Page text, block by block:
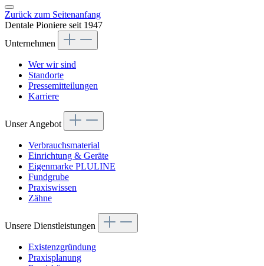
Zurück zum Seitenanfang
Dentale Pioniere seit 1947
Unternehmen
Wer wir sind
Standorte
Pressemitteilungen
Karriere
Unser Angebot
Verbrauchsmaterial
Einrichtung & Geräte
Eigenmarke PLULINE
Fundgrube
Praxiswissen
Zähne
Unsere Dienstleistungen
Existenzgründung
Praxisplanung